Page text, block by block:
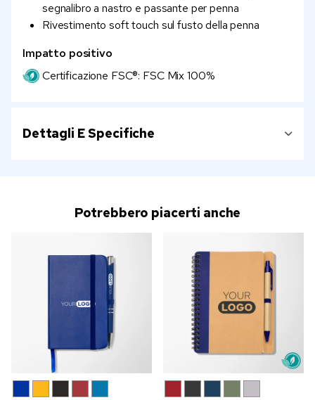
segnalibro a nastro e passante per penna
Rivestimento soft touch sul fusto della penna
Impatto positivo
Certificazione FSC®: FSC Mix 100%
Dettagli E Specifiche
Potrebbero piacerti anche